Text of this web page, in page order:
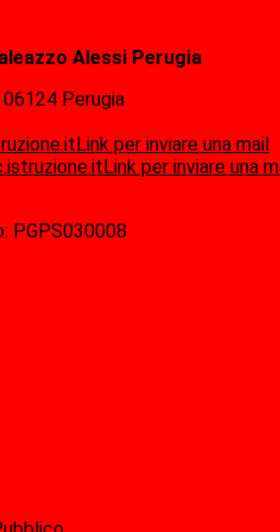
Alessi Perugia
Perugia
Link per inviare una mail
Link per inviare una
PGPS030008